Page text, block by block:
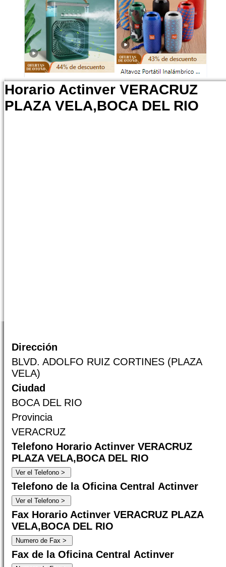
Horario Actinver VERACRUZ
PLAZA VELA,BOCA DEL RIO
Dirección
BLVD. ADOLFO RUIZ CORTINES (PLAZA
VELA)
Ciudad
BOCA DEL RIO
Provincia
VERACRUZ
Telefono Horario Actinver VERACRUZ
PLAZA VELA,BOCA DEL RIO
Telefono de la Oficina Central Actinver
Fax Horario Actinver VERACRUZ PLAZA
VELA,BOCA DEL RIO
Fax de la Oficina Central Actinver